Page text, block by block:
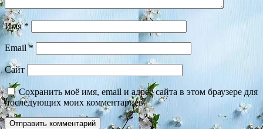
Имя*
Email*
Сайт
Сохранить моё имя, email и адрес сайта в этом браузере для
последующих моих комментариев.